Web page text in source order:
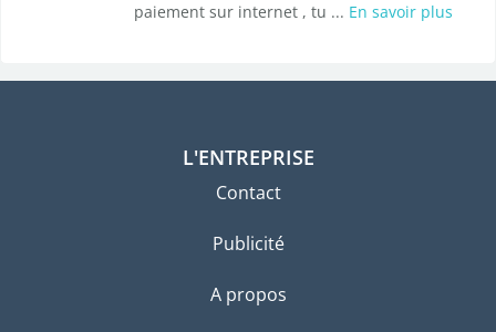
paiement sur internet , tu ... En savoir plus
L'ENTREPRISE
Contact
Publicité
A propos